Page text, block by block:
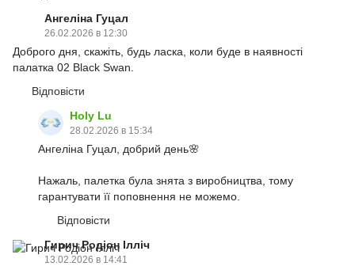
Ангеліна Гуцал
26.02.2026 в 12:30
Доброго дня, скажіть, будь ласка, коли буде в наявності
палатка 02 Black Swan.
Відповісти
Holy Lu
28.02.2026 в 15:34
Ангеліна Гуцал, добрий день🌸
Нажаль, палетка була знята з виробництва, тому
гарантувати її поповнення не можемо.
Відповісти
Гирич Родіон Ілліч
13.02.2026 в 14:41